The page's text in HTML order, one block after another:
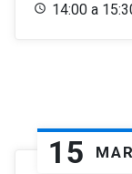
14:00 a
15 MAR